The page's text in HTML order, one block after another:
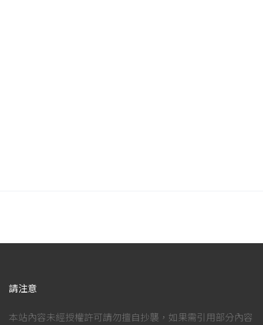
請注意
本站內容未經授權許可請勿擅自抄襲，如果需引用部分內容